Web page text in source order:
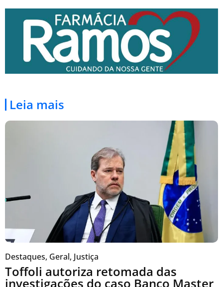
Leia mais
Destaques, Geral, Justiça
Toffoli autoriza retomada das
investigações do caso Banco Master